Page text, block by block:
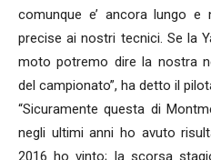
comunque e’ ancora lungo e
precise ai nostri tecnici. Se la
moto potremo dire la nostra
del campionato”, ha detto il
“Sicuramente questa di
negli ultimi anni ho avuto
2016 ho vinto; la scorsa